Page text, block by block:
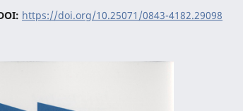
https://doi.org/10.25071/0843-4182.29098